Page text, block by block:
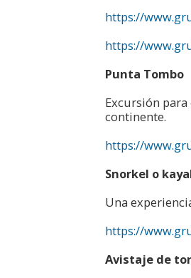
https://
https://
Punta Tombo
Excursión
continente.
https://
Snorkel o
Una
https://
Avistaje de